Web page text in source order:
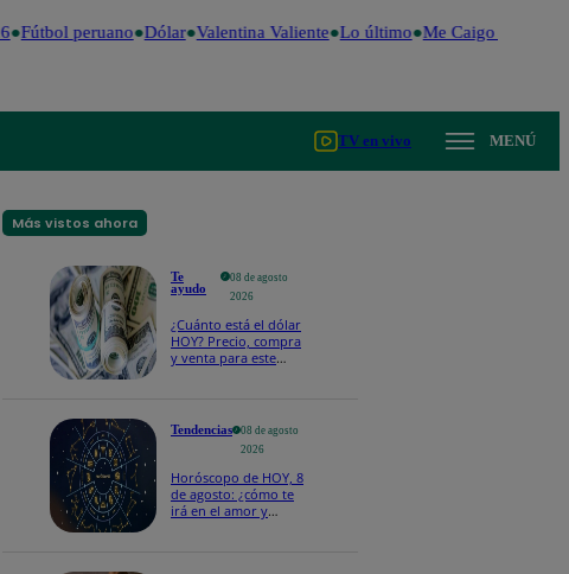
Fútbol peruano Dólar Valentina Valiente Lo último Me Caigo de Risa
TV en vivo MENÚ
Más vistos ahora
Te
ayudo
08 de agosto
2026
¿Cuánto está el dólar
HOY? Precio, compra
y venta para este
Tendencias
08 de agosto
2026
Horóscopo de HOY, 8
de agosto: ¿cómo te
irá en el amor y